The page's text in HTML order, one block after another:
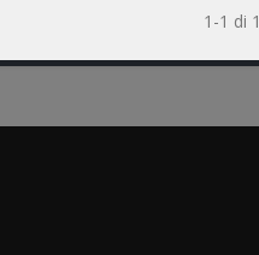
1-1 di 1